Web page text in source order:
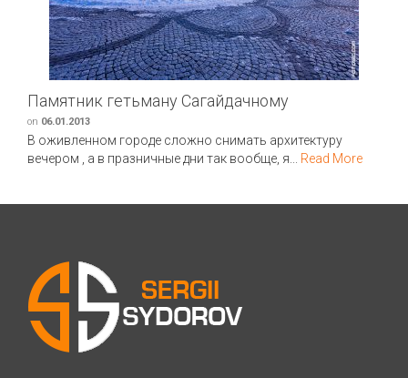
Памятник гетьману Сагайдачному
on 06.01.2013
В оживленном городе сложно снимать архитектуру
вечером , а в празничные дни так вообще, я... Read More